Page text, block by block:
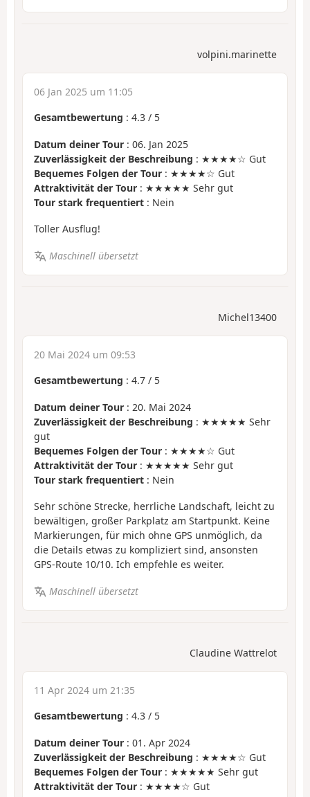
volpini.marinette
06 Jan 2025 um 11:05
Gesamtbewertung : 4.3 / 5
Datum deiner Tour : 06. Jan 2025
Zuverlässigkeit der Beschreibung : ★★★★☆ Gut
Bequemes Folgen der Tour : ★★★★☆ Gut
Attraktivität der Tour : ★★★★★ Sehr gut
Tour stark frequentiert : Nein
Toller Ausflug!
Maschinell übersetzt
Michel13400
20 Mai 2024 um 09:53
Gesamtbewertung : 4.7 / 5
Datum deiner Tour : 20. Mai 2024
Zuverlässigkeit der Beschreibung : ★★★★★ Sehr
gut
Bequemes Folgen der Tour : ★★★★☆ Gut
Attraktivität der Tour : ★★★★★ Sehr gut
Tour stark frequentiert : Nein
Sehr schöne Strecke, herrliche Landschaft, leicht zu
bewältigen, großer Parkplatz am Startpunkt. Keine
Markierungen, für mich ohne GPS unmöglich, da
die Details etwas zu kompliziert sind, ansonsten
GPS-Route 10/10. Ich empfehle es weiter.
Maschinell übersetzt
Claudine Wattrelot
11 Apr 2024 um 21:35
Gesamtbewertung : 4.3 / 5
Datum deiner Tour : 01. Apr 2024
Zuverlässigkeit der Beschreibung : ★★★★☆ Gut
Bequemes Folgen der Tour : ★★★★★ Sehr gut
Attraktivität der Tour : ★★★★☆ Gut